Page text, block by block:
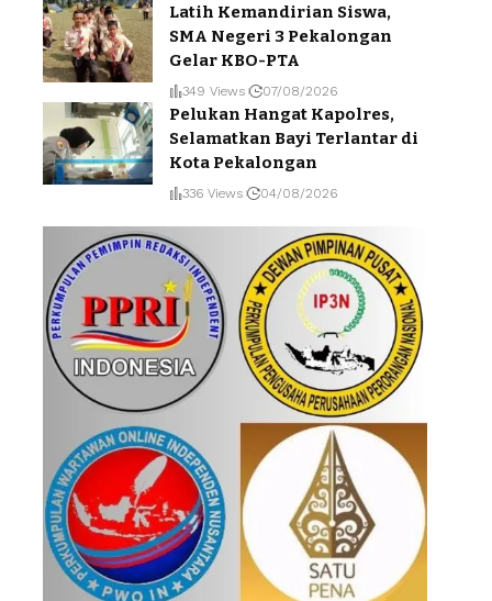
Latih Kemandirian Siswa,
SMA Negeri 3 Pekalongan
Gelar KBO-PTA
349 Views 07/08/2026
Pelukan Hangat Kapolres,
Selamatkan Bayi Terlantar di
Kota Pekalongan
336 Views 04/08/2026